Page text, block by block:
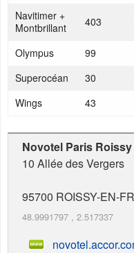
Navitimer +
Montbrillant
403
Olympus 99
Superocéan
30
Wings
43
Novotel Paris
10 Allée des Vergers
95700 ROISSY-EN-
48.9991797 , 2.517337